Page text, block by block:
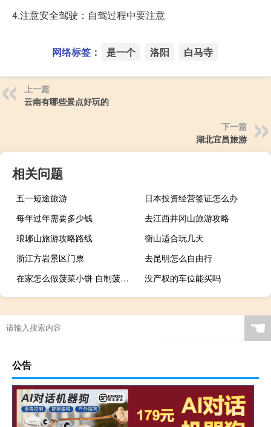
4.注意安全驾驶：自驾过程中要注意
网络标签： 是一个 洛阳 白马寺
上一篇
云南有哪些景点好玩的
下一篇
湖北宜昌旅游
相关问题
五一短途旅游
日本投资经营签证怎么办
每年过年需要多少钱
去江西井冈山旅游攻略
琅琊山旅游攻略路线
衡山适合玩几天
浙江方岩景区门票
去昆明怎么自由行
在家怎么做菠菜小饼 自制菠菜小饼
没产权的车位能买吗
☚
公告